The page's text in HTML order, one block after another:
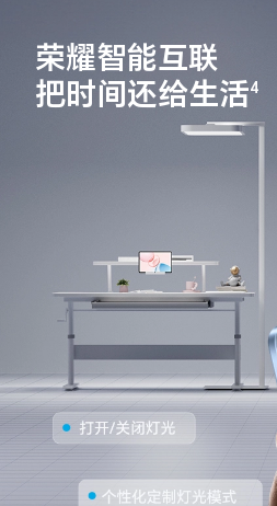
荣耀智能互联
把时间还给生活4